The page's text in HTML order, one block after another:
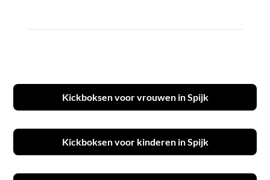
Kickboksen voor vrouwen in Spijk
Kickboksen voor kinderen in Spijk